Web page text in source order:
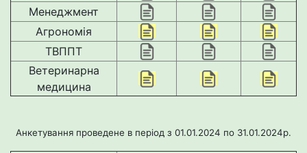
Менеджмент
Агрономія
ТВППТ
Ветеринарна
медицина
Анкетування проведене в період з 01.01.2024 по 31.01.2024р.